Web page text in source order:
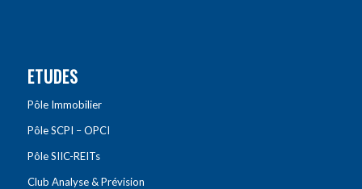
ETUDES
Pôle Immobilier
Pôle SCPI – OPCI
Pôle SIIC-REITs
Club Analyse & Prévision